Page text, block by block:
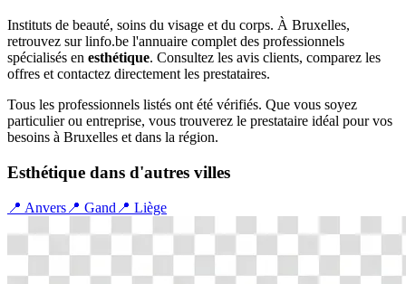
Instituts de beauté, soins du visage et du corps. À Bruxelles,
retrouvez sur linfo.be l'annuaire complet des professionnels
spécialisés en esthétique. Consultez les avis clients, comparez les
offres et contactez directement les prestataires.
Tous les professionnels listés ont été vérifiés. Que vous soyez
particulier ou entreprise, vous trouverez le prestataire idéal pour vos
besoins à Bruxelles et dans la région.
Esthétique dans d'autres villes
📍 Anvers 📍 Gand 📍 Liège